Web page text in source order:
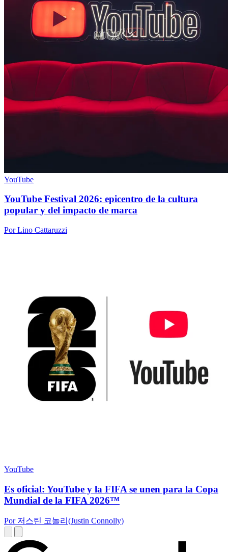
YouTube
YouTube Festival 2026: epicentro de la cultura
popular y del impacto de marca
Por Lino Cattaruzzi
YouTube
Es oficial: YouTube y la FIFA se unen para la Copa
Mundial de la FIFA 2026™
Por 저스틴 코놀리(Justin Connolly)